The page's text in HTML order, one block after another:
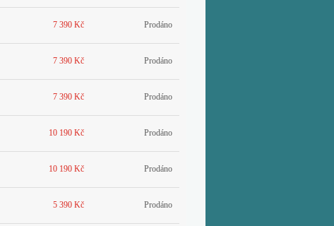
7 390 Kč Prodáno
7 390 Kč Prodáno
7 390 Kč Prodáno
10 190 Kč Prodáno
10 190 Kč Prodáno
5 390 Kč Prodáno